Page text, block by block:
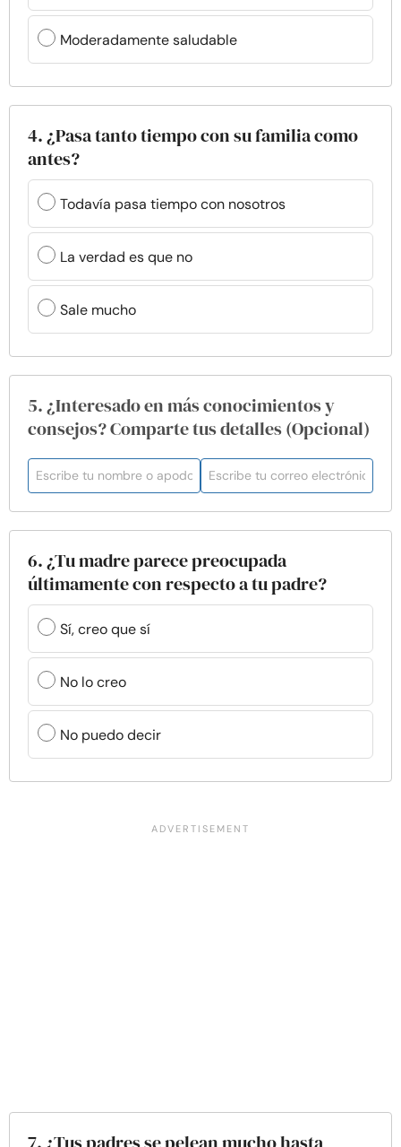
Moderadamente saludable
4. ¿Pasa tanto tiempo con su familia como
antes?
Todavía pasa tiempo con nosotros
La verdad es que no
Sale mucho
5. ¿Interesado en más conocimientos y
consejos? Comparte tus detalles (Opcional)
6. ¿Tu madre parece preocupada
últimamente con respecto a tu padre?
Sí, creo que sí
No lo creo
No puedo decir